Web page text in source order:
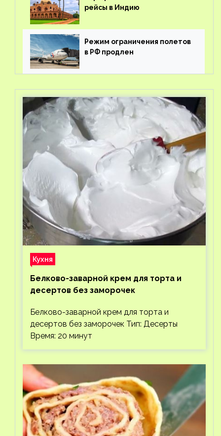
рейсы в Индию
Режим ограничения полетов
в РФ продлен
Кухня
Белково-заварной крем для торта и
десертов без заморочек
Белково-заварной крем для торта и
десертов без заморочек Тип: Десерты
Время: 20 минут